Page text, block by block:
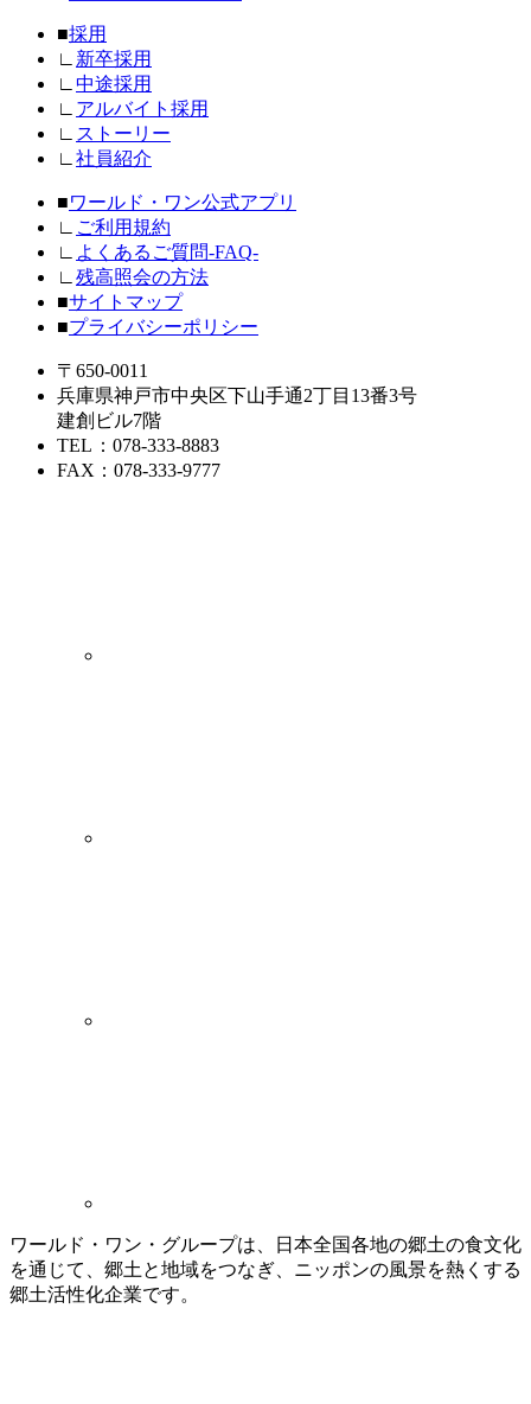
■採用
∟ 新卒採用
∟ 中途採用
∟ アルバイト採用
∟
ストーリー
∟ 社員紹介
■ワールド・ワン公式アプリ
∟
ご利用規約
∟
よくあるご質問-FAQ-
∟ 残高照会の方法
■サイトマップ
■プライバシーポリシー
〒650-0011
兵庫県神戸市中央区下山手通2丁目13番3号
建創ビル7階
TEL ：078-333-8883
FAX ：078-333-9777
ワールド・ワン・グループは、日本全国各地の郷土の食文化
を通じて、郷土と地域をつなぎ、ニッポンの風景を熱くする
郷土活性化企業です。